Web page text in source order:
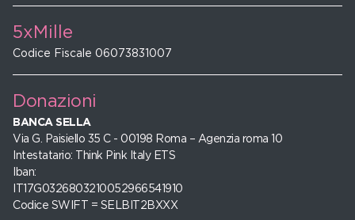
5xMille
Codice Fiscale 06073831007
Donazioni
BANCA SELLA
Via G. Paisiello 35 C - 00198 Roma – Agenzia roma 10
Intestatario: Think Pink Italy ETS
Iban:
IT17G0326803210052966541910
Codice SWIFT = SELBIT2BXXX